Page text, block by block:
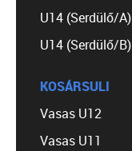
U14 (Serdülő/A)
U14 (Serdülő/B)
KOSÁRSULI
Vasas U12
Vasas U11